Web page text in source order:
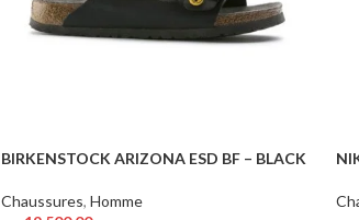
BIRKENSTOCK ARIZONA ESD BF – BLACK
Chaussures, Homme